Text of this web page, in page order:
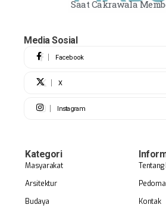
Saat Cakrawala
Media Sosial
Facebook
X
Instagram
Kategori
Masyarakat
Arsitektur
Budaya
Tentang
Kontak